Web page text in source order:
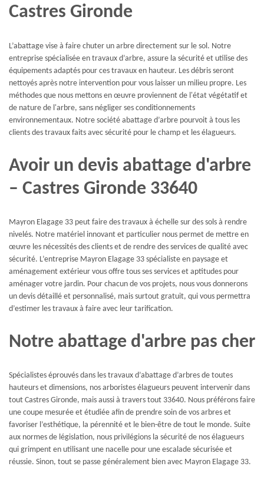
Castres Gironde
L’abattage vise à faire chuter un arbre directement sur le sol. Notre
entreprise spécialisée en travaux d’arbre, assure la sécurité et utilise des
équipements adaptés pour ces travaux en hauteur. Les débris seront
nettoyés après notre intervention pour vous laisser un milieu propre. Les
méthodes que nous mettons en œuvre proviennent de l'état végétatif et
de nature de l'arbre, sans négliger ses conditionnements
environnementaux. Notre société abattage d’arbre pourvoit à tous les
clients des travaux faits avec sécurité pour le champ et les élagueurs.
Avoir un devis abattage d'arbre
– Castres Gironde 33640
Mayron Elagage 33 peut faire des travaux à échelle sur des sols à rendre
nivelés. Notre matériel innovant et particulier nous permet de mettre en
œuvre les nécessités des clients et de rendre des services de qualité avec
sécurité. L’entreprise Mayron Elagage 33 spécialiste en paysage et
aménagement extérieur vous offre tous ses services et aptitudes pour
aménager votre jardin. Pour chacun de vos projets, nous vous donnerons
un devis détaillé et personnalisé, mais surtout gratuit, qui vous permettra
d’estimer les travaux à faire avec leur tarification.
Notre abattage d'arbre pas cher
Spécialistes éprouvés dans les travaux d’abattage d’arbres de toutes
hauteurs et dimensions, nos arboristes élagueurs peuvent intervenir dans
tout Castres Gironde, mais aussi à travers tout 33640. Nous préférons faire
une coupe mesurée et étudiée afin de prendre soin de vos arbres et
favoriser l’esthétique, la pérennité et le bien-être de tout le monde. Suite
aux normes de législation, nous privilégions la sécurité de nos élagueurs
qui grimpent en utilisant une nacelle pour une escalade sécurisée et
réussie. Sinon, tout se passe généralement bien avec Mayron Elagage 33.